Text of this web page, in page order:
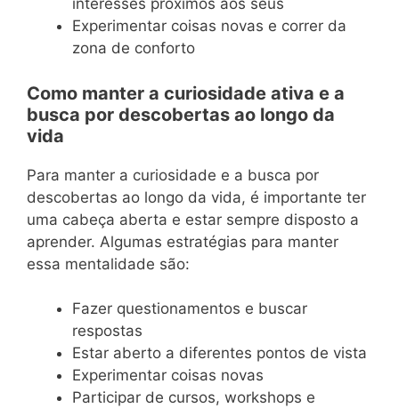
interesses próximos aos seus
Experimentar coisas novas e correr da
zona de conforto
Como manter a curiosidade ativa e a
busca por descobertas ao longo da
vida
Para manter a curiosidade e a busca por
descobertas ao longo da vida, é importante ter
uma cabeça aberta e estar sempre disposto a
aprender. Algumas estratégias para manter
essa mentalidade são:
Fazer questionamentos e buscar
respostas
Estar aberto a diferentes pontos de vista
Experimentar coisas novas
Participar de cursos, workshops e